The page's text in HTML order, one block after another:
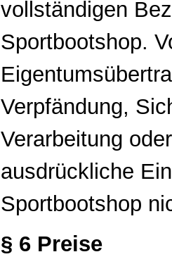
vollständigen
Sportbootshop.
Verpfändung,
Verarbeitung
ausdrückliche
Sportbootshop
§ 6 Preise